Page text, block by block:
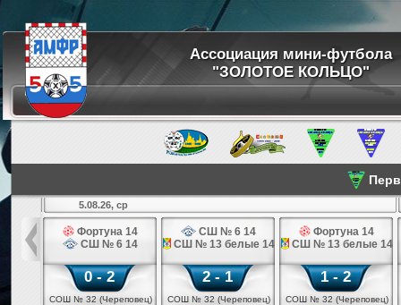
Ассоциация мини-футбола
"ЗОЛОТОЕ КОЛЬЦО"
14
5.08.26, ср
Фортуна 14
СШ № 6 14
0 - 2
СОШ № 32 (Череповец)
СШ № 6 14
СШ № 13 белые 14
2 - 1
СОШ № 32 (Череповец)
Фортуна 14
СШ № 13 белые 14
1 - 2
СОШ № 32 (Череповец)